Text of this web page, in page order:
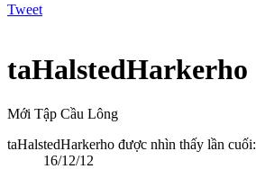
Tweet
taHalstedHarkerho
Mới Tập Cầu Lông
taHalstedHarkerho được nhìn thấy lần cuối:
16/12/12